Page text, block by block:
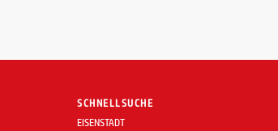
SCHNELLSUCHE
EISENSTADT